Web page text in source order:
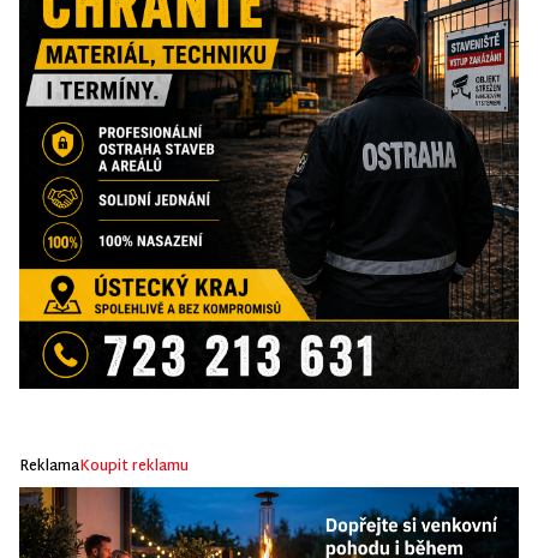
ReklamaKoupit reklamu